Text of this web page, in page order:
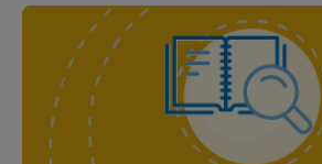
BT Pay
Evenimente